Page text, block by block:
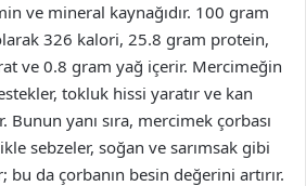
ve mineral kaynağıdır. 100 gram
326 kalori, 25.8 gram protein,
ve 0.8 gram yağ içerir. Mercimeğin
tokluk hissi yaratır ve kan
yanı sıra, mercimek çorbası
sebzeler, soğan ve sarımsak gibi
da çorbanın besin değerini artırır.